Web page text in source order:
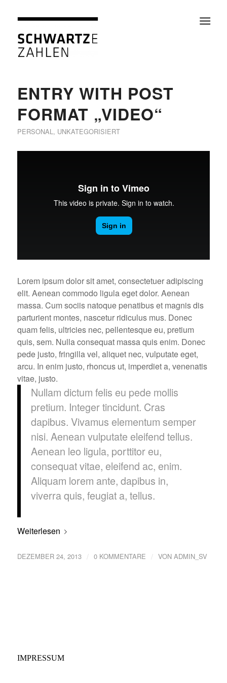
ENTRY WITH POST
FORMAT „VIDEO“
PERSONAL, UNKATEGORISIERT
Lorem ipsum dolor sit amet, consectetuer adipiscing
elit. Aenean commodo ligula eget dolor. Aenean
massa. Cum sociis natoque penatibus et magnis dis
parturient montes, nascetur ridiculus mus. Donec
quam felis, ultricies nec, pellentesque eu, pretium
quis, sem. Nulla consequat massa quis enim. Donec
pede justo, fringilla vel, aliquet nec, vulputate eget,
arcu. In enim justo, rhoncus ut, imperdiet a, venenatis
vitae, justo.
Nullam dictum felis eu pede mollis
pretium. Integer tincidunt. Cras
dapibus. Vivamus elementum semper
nisi. Aenean vulputate eleifend tellus.
Aenean leo ligula, porttitor eu,
consequat vitae, eleifend ac, enim.
Aliquam lorem ante, dapibus in,
viverra quis, feugiat a, tellus.
Weiterlesen
DEZEMBER 24, 2013 / 0 KOMMENTARE / VON ADMIN_SV
IMPRESSUM